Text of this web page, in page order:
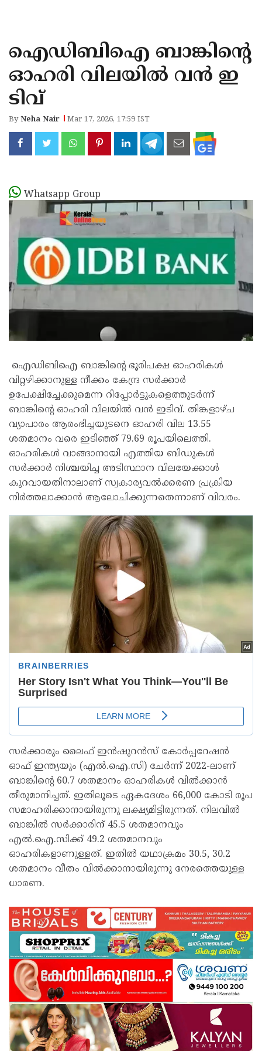
KANNUR
KASARAGOD
ഐഡിബിഐ ബാങ്കിന്റെ
ഓഹരി വിലയിൽ വൻ ഇ
ടിവ്
ByNeha Nair Mar 17, 2026, 17:59 IST
Whatsapp Group
ഐഡിബിഐ ബാങ്കിന്റെ ഭൂരിപക്ഷ ഓഹരികൾ
വിറ്റഴിക്കാനുള്ള നീക്കം കേന്ദ്ര സർക്കാർ
ഉപേക്ഷിച്ചേക്കുമെന്ന റിപ്പോർട്ടുകളെത്തുടർന്ന്
ബാങ്കിന്റെ ഓഹരി വിലയിൽ വൻ ഇടിവ്. തിങ്കളാഴ്ച
വ്യാപാരം ആരംഭിച്ചയുടനെ ഓഹരി വില 13.55
ശതമാനം വരെ ഇടിഞ്ഞ് 79.69 രൂപയിലെത്തി.
ഓഹരികൾ വാങ്ങാനായി എത്തിയ ബിഡുകൾ
സർക്കാർ നിശ്ചയിച്ച അടിസ്ഥാന വിലയേക്കാൾ
കുറവായതിനാലാണ് സ്വകാര്യവൽക്കരണ പ്രക്രിയ
നിർത്തലാക്കാൻ ആലോചിക്കുന്നതെന്നാണ് വിവരം.
സർക്കാരും ലൈഫ് ഇൻഷുറൻസ് കോർപ്പറേഷൻ
ഓഫ് ഇന്ത്യയും (എൽ.ഐ.സി) ചേർന്ന് 2022-ലാണ്
ബാങ്കിന്റെ 60.7 ശതമാനം ഓഹരികൾ വിൽക്കാൻ
തീരുമാനിച്ചത്. ഇതിലൂടെ ഏകദേശം 66,000 കോടി രൂപ
സമാഹരിക്കാനായിരുന്നു ലക്ഷ്യമിട്ടിരുന്നത്. നിലവിൽ
ബാങ്കിൽ സർക്കാരിന് 45.5 ശതമാനവും
എൽ.ഐ.സിക്ക് 49.2 ശതമാനവും
ഓഹരികളാണുള്ളത്. ഇതിൽ യഥാക്രമം 30.5, 30.2
ശതമാനം വീതം വിൽക്കാനായിരുന്നു നേരത്തെയുള്ള
ധാരണ.